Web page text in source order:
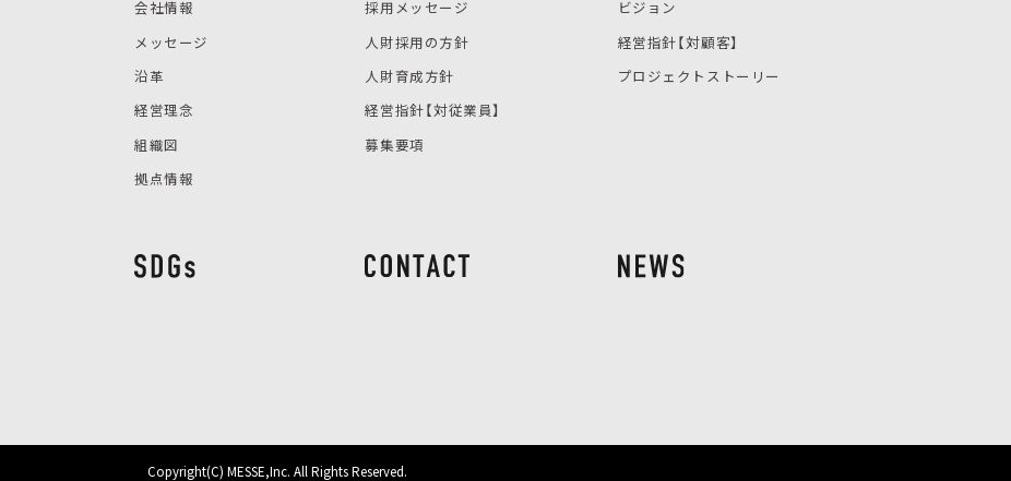
会社情報
メッセージ
沿革
経営理念
組織図
拠点情報
採用メッセージ
人財採用の方針
人財育成方針
経営指針【対従業員】
募集要項
ビジョン
経営指針【対顧客】
プロジェクトストーリー
Copyright(C) MESSE,Inc. All Rights Reserved.